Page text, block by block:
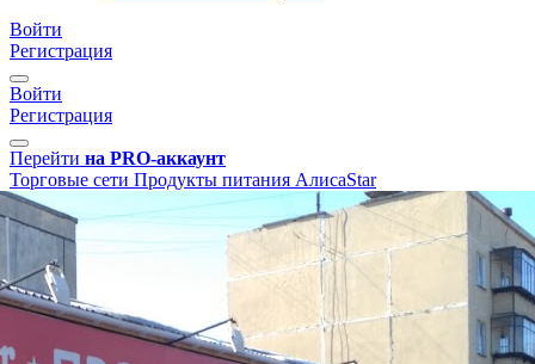
Войти
Регистрация
Войти
Регистрация
Перейти на PRO-аккаунт
Торговые сети Продукты питания АлисаStar